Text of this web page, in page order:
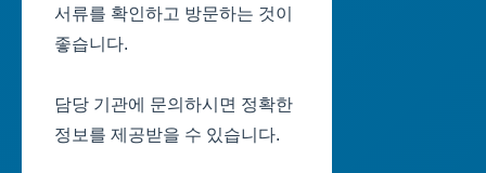
서류를 확인하고 방문하는 것이
좋습니다.
담당 기관에 문의하시면 정확한
정보를 제공받을 수 있습니다.